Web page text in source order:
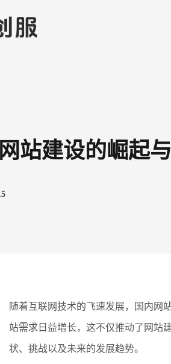
站建设的崛起
随着互联网技术的飞速发展，国内网
站需求日益增长，这不仅推动了网站
状、挑战以及未来的发展趋势。